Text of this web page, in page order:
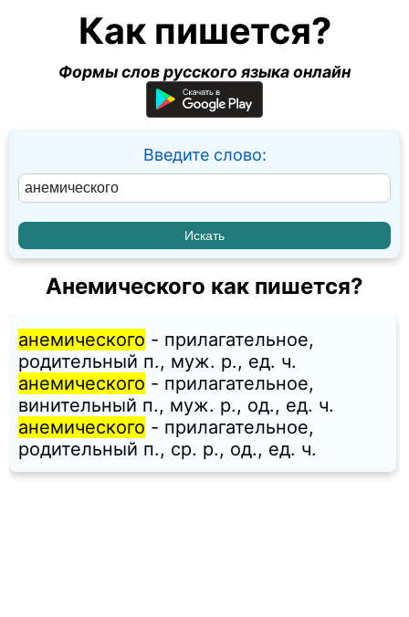
Как пишется?
Формы слов русского языка онлайн
Введите слово:
Анемического как пишется?
анемического - прилагательное,
родительный п., муж. p., ед. ч.
анемического - прилагательное,
винительный п., муж. p., од., ед. ч.
анемического - прилагательное,
родительный п., ср. p., од., ед. ч.